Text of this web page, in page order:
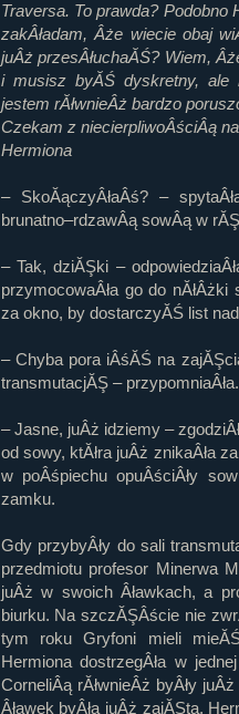
Traversa. To prawda? Podobno
zakÂładam, Âże wiecie obaj
juÂż przesÂłuchaĂŚ? Wiem,
i musisz byĂŚ dyskretny, ale
jestem rĂłwnieÂż bardzo
Czekam z niecierpliwoÂściÂą
Hermiona
– SkoĂączyÂłaÂś? –
brunatno–rdzawÂą sowÂą w
– Tak, dziĂŞki –
przymocowaÂła go do
za okno, by dostarczyĂŚ list
– Chyba pora iÂśĂŚ na
transmutacjĂŞ – przypomniaÂła.
– Jasne, juÂż idziemy –
od sowy, ktĂłra juÂż znikaÂła
w poÂśpiechu opuÂściÂły
zamku.
Gdy przybyÂły do sali
przedmiotu profesor Minerwa
juÂż w swoich Âławkach, a
biurku. Na szczĂŞÂście nie
tym roku Gryfoni mieli
Hermiona dostrzegÂła w
CorneliÂą rĂłwnieÂż byÂły
Âławek byÂła juÂż zajĂŞta,